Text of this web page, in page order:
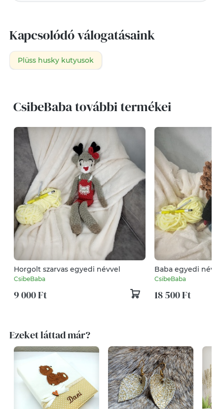
Kapcsolódó válogatásaink
Plüss husky kutyusok
CsibeBaba további termékei
Horgolt szarvas egyedi névvel
CsibeBaba
9 000 Ft
Baba egyedi
CsibeBaba
18 500 Ft
Ezeket láttad már?